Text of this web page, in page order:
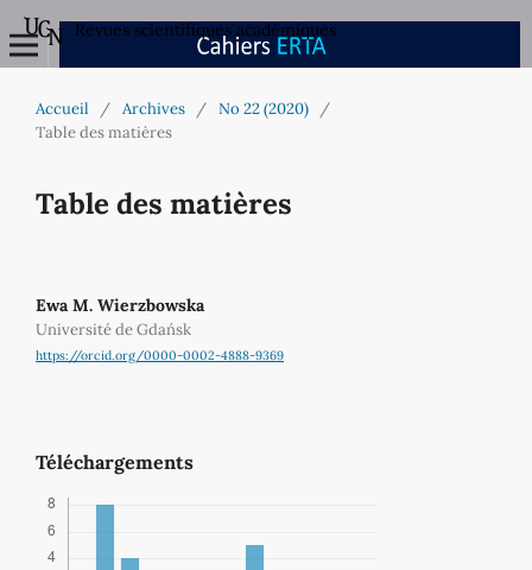
Revues scientifiques académiques
Accueil / Archives / No 22 (2020)
/
Table des matières
Table des matières
Ewa M. Wierzbowska
Université de Gdańsk
https://orcid.org/0000-0002-4888-9369
Téléchargements